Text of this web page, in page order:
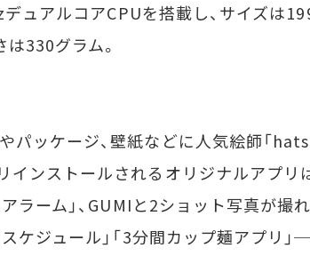
ュアルコアCPUを搭載し、サイズは
は330グラム。
パッケージ、壁紙などに人気絵師「
インストールされるオリジナルアプリ
アラーム」、GUMIと2ショット写真が撮
スケジュール」「3分間カップ麺アプリ